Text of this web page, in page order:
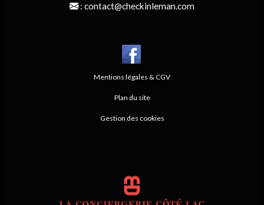
: contact@checkinleman.com
Mentions légales & CGV
Plan du site
Gestion des cookies